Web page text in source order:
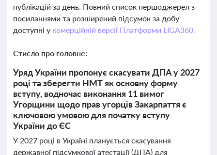
публікацій за день. Повний список першоджерел з
посиланнями та розширений підсумок за добу
доступні у комерційній версії Платформи LIGA360.
Стисло про головне:
Уряд України пропонує скасувати ДПА у 2027
році та зберегти НМТ як основну форму
вступу, водночас виконання 11 вимог
Угорщини щодо прав угорців Закарпаття є
ключовою умовою для початку вступу
України до ЄС
У 2027 році в Україні планується скасування
державної підсумкової атестації (ДПА) для